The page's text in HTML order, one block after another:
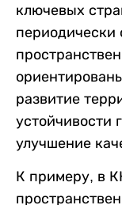
ключевых
периодически
развитие
устойчивости
улучшение
К примеру, в